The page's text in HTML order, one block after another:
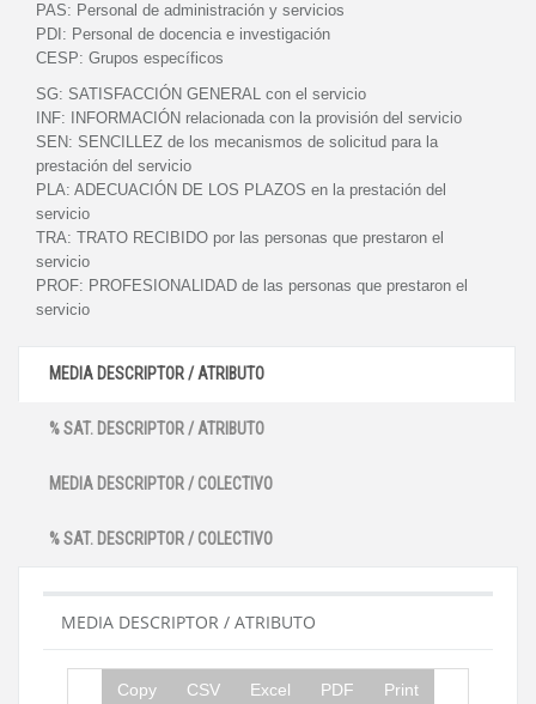
PAS: Personal de administración y servicios
PDI: Personal de docencia e investigación
CESP: Grupos específicos
SG: SATISFACCIÓN GENERAL con el servicio
INF:
INFORMACIÓN relacionada con la provisión del servicio
SEN: SENCILLEZ de los mecanismos de solicitud para la
prestación del servicio
PLA: ADECUACIÓN DE LOS PLAZOS en la prestación del
servicio
TRA: TRATO RECIBIDO por las personas que prestaron el
servicio
PROF: PROFESIONALIDAD de las personas que prestaron el
servicio
MEDIA DESCRIPTOR / ATRIBUTO
% SAT. DESCRIPTOR / ATRIBUTO
MEDIA DESCRIPTOR / COLECTIVO
% SAT. DESCRIPTOR / COLECTIVO
MEDIA DESCRIPTOR / ATRIBUTO
Copy CSV Excel PDF Print